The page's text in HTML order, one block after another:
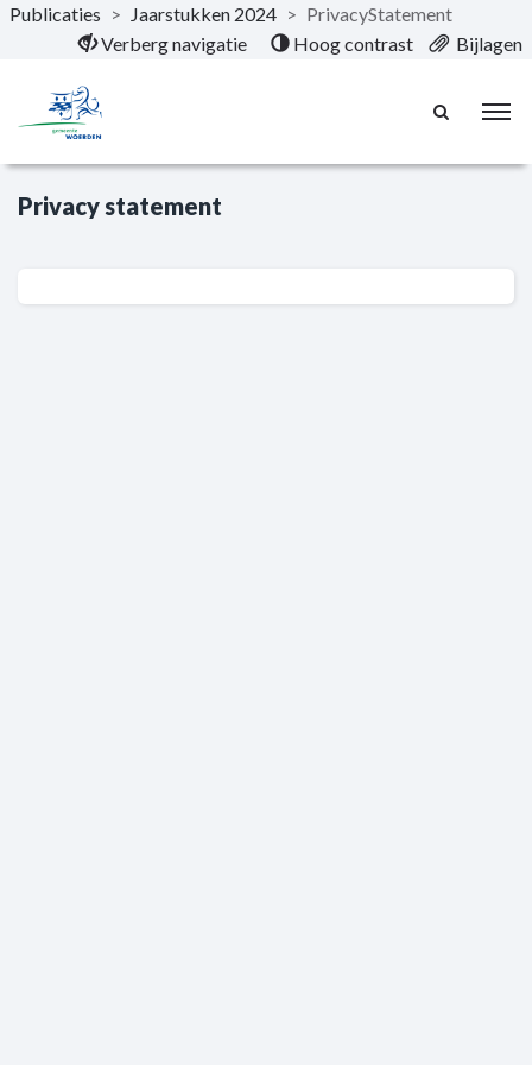
Naar hoofdinhoud
Publicaties > Jaarstukken 2024 > PrivacyStatement
Verberg navigatie
Hoog contrast Bijlagen
Privacy statement